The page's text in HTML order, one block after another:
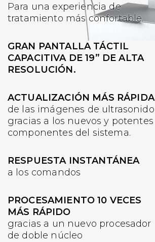
Para una experiencia de
tratamiento más confortable.
GRAN PANTALLA TÁCTIL
CAPACITIVA DE 19” DE ALTA
RESOLUCIÓN.
ACTUALIZACIÓN MÁS RÁPIDA
de las imágenes de ultrasonido
gracias a los nuevos y potentes
componentes del sistema.
RESPUESTA INSTANTÁNEA
a los comandos
PROCESAMIENTO 10 VECES
MÁS RÁPIDO
gracias a un nuevo procesador
de doble núcleo